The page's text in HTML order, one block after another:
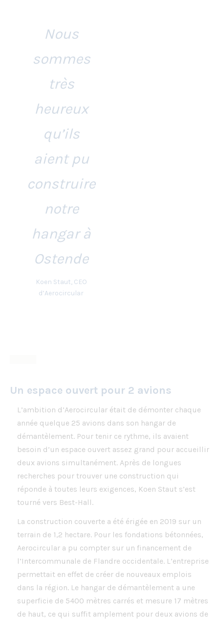
Nous
sommes
très
heureux
qu’ils
aient pu
construire
notre
hangar à
Ostende
Koen Staut, CEO
d’Aerocircular
Un espace ouvert pour 2 avions
L’ambition d’Aerocircular était de démonter chaque
année quelque 25 avions dans son hangar de
démantèlement. Pour tenir ce rythme, ils avaient
besoin d’un espace ouvert assez grand pour accueillir
deux avions simultanément. Après de longues
recherches pour trouver une construction qui
réponde à toutes leurs exigences, Koen Staut s’est
tourné vers Best-Hall.
La construction couverte a été érigée en 2019 sur un
terrain de 1,2 hectare. Pour les fondations bétonnées,
Aerocircular a pu compter sur un financement de
l’Intercommunale de Flandre occidentale. L’entreprise
permettait en effet de créer de nouveaux emplois
dans la région. Le hangar de démantèlement a une
superficie de 5400 mètres carrés et mesure 17 mètres
de haut, ce qui suffit amplement pour deux avions de